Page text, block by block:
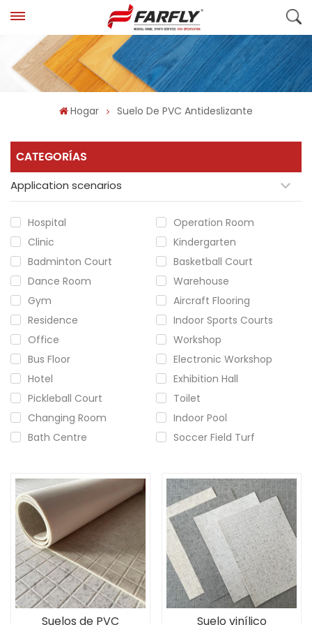
Hogar Suelo De PVC Antideslizante
CATEGORÍAS
Application scenarios
Hospital
Operation Room
Clinic
Kindergarten
Badminton Court
Basketball Court
Dance Room
Warehouse
Gym
Aircraft Flooring
Residence
Indoor Sports Courts
Office
Workshop
Bus Floor
Electronic Workshop
Hotel
Exhibition Hall
Pickleball Court
Toilet
Changing Room
Indoor Pool
Bath Centre
Soccer Field Turf
Suelos de PVC
Suelo vinílico